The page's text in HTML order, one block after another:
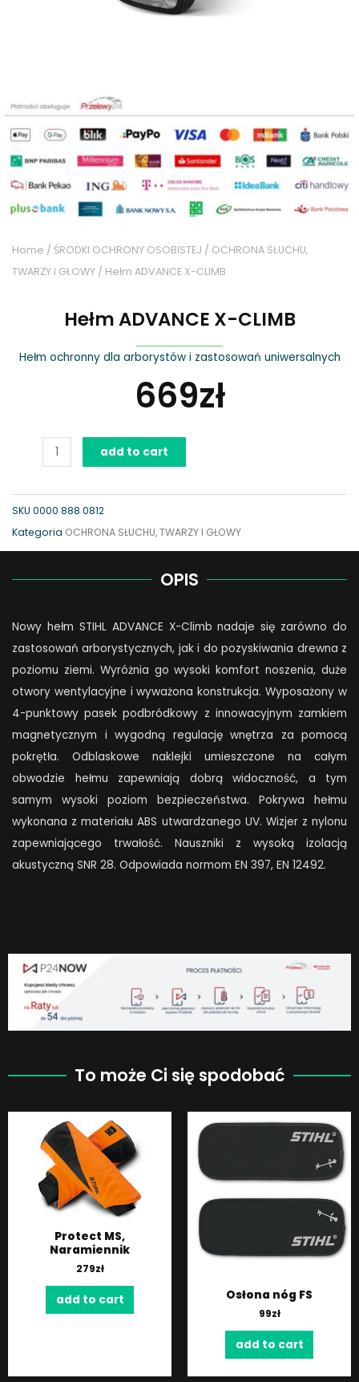
Home / ŚRODKI OCHRONY OSOBISTEJ / OCHRONA SŁUCHU,
TWARZY I GŁOWY / Hełm ADVANCE X-CLIMB
Hełm ADVANCE X-CLIMB
Hełm ochronny dla arborystów i zastosowań uniwersalnych
669zł
ADVANCE
CLIMB
add to cart
SKU 0000 888 0812
Kategoria OCHRONA SŁUCHU, TWARZY I GŁOWY
OPIS
Nowy hełm STIHL ADVANCE X-Climb nadaje się zarówno do
zastosowań arborystycznych, jak i do pozyskiwania drewna z
poziomu ziemi. Wyróżnia go wysoki komfort noszenia, duże
otwory wentylacyjne i wyważona konstrukcja. Wyposażony w
4-punktowy pasek podbródkowy z innowacyjnym zamkiem
magnetycznym i wygodną regulację wnętrza za pomocą
pokrętła. Odblaskowe naklejki umieszczone na całym
obwodzie hełmu zapewniają dobrą widoczność, a tym
samym wysoki poziom bezpieczeństwa. Pokrywa hełmu
wykonana z materiału ABS utwardzanego UV. Wizjer z nylonu
zapewniającego trwałość. Nauszniki z wysoką izolacją
akustyczną SNR 28. Odpowiada normom EN 397, EN 12492.
To może Ci się spodobać
Protect MS,
Naramiennik
279zł
add to cart Osłona nóg FS
99zł
add to cart